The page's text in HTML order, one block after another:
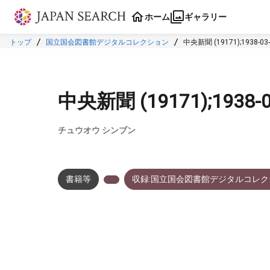
本文に飛ぶ
ホーム ギャラリー
トップ 国立国会図書館デジタルコレクション 中央新聞 (19171);1938-
中央新聞 (19171);1938-
チュウオウ シンブン
書籍等 収録:国立国会図書館デジタルコレ